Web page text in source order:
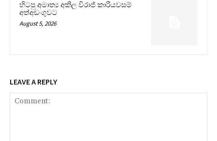
හිටපු අමාත්‍ය අකිල විරාජ් කාරියවසම්
අත්අඩංගුවට
August 5, 2026
LEAVE A REPLY